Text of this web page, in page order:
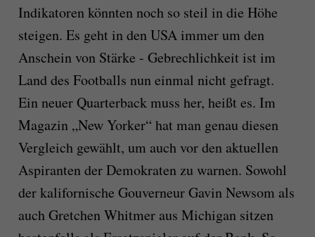
Indikatoren könnten noch so steil in die Höhe
steigen. Es geht in den USA immer um den
Anschein von Stärke - Gebrechlichkeit ist im
Land des Footballs nun einmal nicht gefragt.
Ein neuer Quarterback muss her, heißt es. Im
Magazin „New Yorker“ hat man genau diesen
Vergleich gewählt, um auch vor den aktuellen
Aspiranten der Demokraten zu warnen. Sowohl
der kalifornische Gouverneur Gavin Newsom als
auch Gretchen Whitmer aus Michigan sitzen